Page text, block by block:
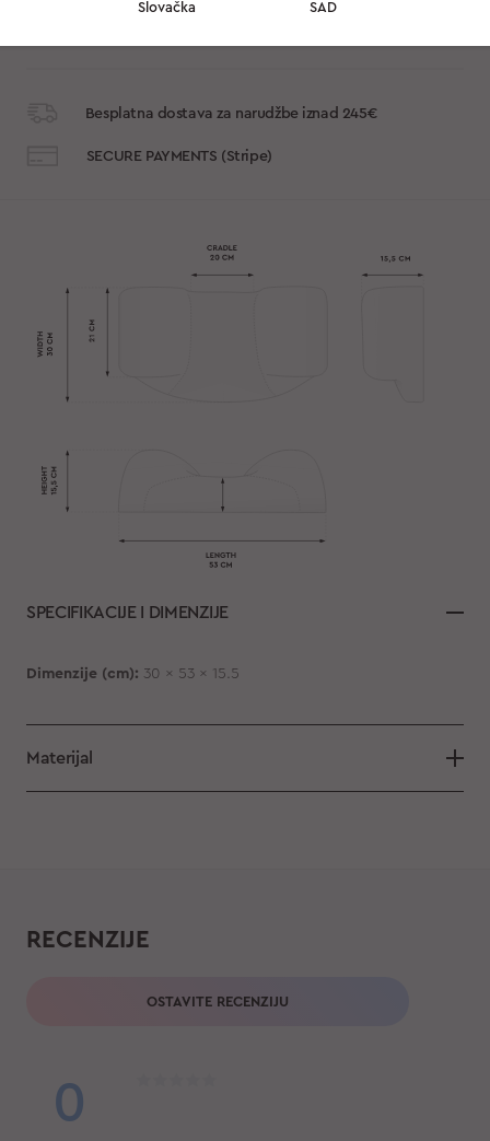
koristiti jastuke bez prestanka, čak i kada perete veš.
Besplatna dostava za narudžbe iznad 245€
SECURE PAYMENTS (Stripe)
SPECIFIKACIJE I DIMENZIJE
Dimenzije (cm): 30 x 53 x 15.5
Materijal
RECENZIJE
OSTAVITE RECENZIJU
0
Slovačka SAD